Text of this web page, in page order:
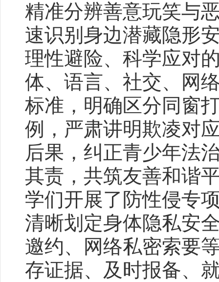
精准分辨善意玩笑与
速识别身边潜藏隐形
理性避险、科学应对
体、语言、社交、网
标准，明确区分同窗
例，严肃讲明欺凌对
后果，纠正青少年法
其责，共筑友善和谐
学们开展了防性侵专
清晰划定身体隐私安
邀约、网络私密索要
存证据、及时报备、